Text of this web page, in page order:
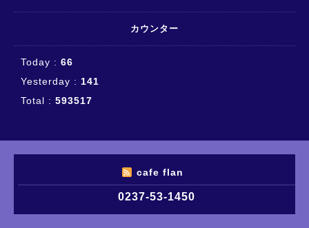
カウンター
Today : 66
Yesterday : 141
Total : 593517
cafe flan
0237-53-1450